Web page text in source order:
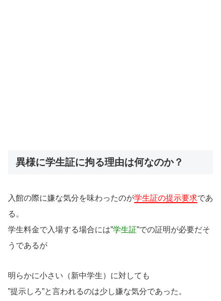
異様に学生証に拘る理由は何なのか？
入館の際に嫌な気分を味わったのが学生証の提示要求であ
る。
学生料金で入場する場合には”学生証”での証明が必要だそ
うであるが
明らかに小さい（新中学生）に対しても
”提示しろ”と言われるのは少し嫌な気分であった。